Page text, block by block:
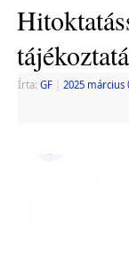
Írta: GF 2025 március